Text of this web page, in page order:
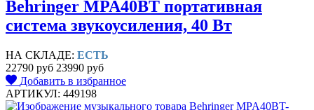
Behringer MPA40BT портативная
система звукоусиления, 40 Вт
НА СКЛАДЕ: ЕСТЬ
22790 руб 23990 руб
Добавить в избранное
АРТИКУЛ: 449198